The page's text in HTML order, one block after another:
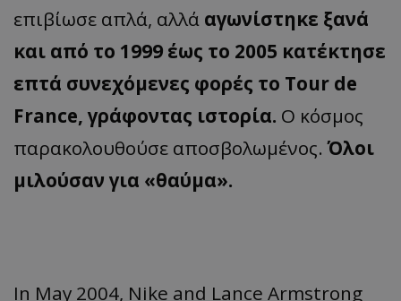
επιβίωσε απλά, αλλά αγωνίστηκε ξανά
και από το 1999 έως το 2005 κατέκτησε
επτά συνεχόμενες φορές το Tour de
France, γράφοντας ιστορία. Ο κόσμος
παρακολουθούσε αποσβολωμένος.Όλοι
μιλούσαν για «θαύμα».
In May 2004, Nike and Lance Armstrong